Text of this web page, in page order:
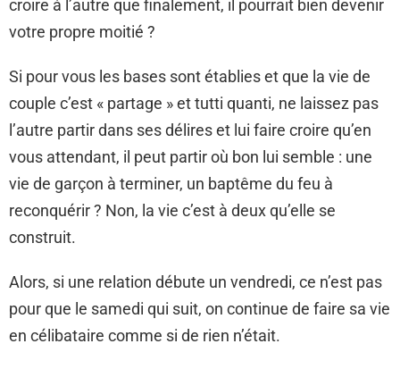
croire à l’autre que finalement, il pourrait bien devenir
votre propre moitié ?
Si pour vous les bases sont établies et que la vie de
couple c’est « partage » et tutti quanti, ne laissez pas
l’autre partir dans ses délires et lui faire croire qu’en
vous attendant, il peut partir où bon lui semble : une
vie de garçon à terminer, un baptême du feu à
reconquérir ? Non, la vie c’est à deux qu’elle se
construit.
Alors, si une relation débute un vendredi, ce n’est pas
pour que le samedi qui suit, on continue de faire sa vie
en célibataire comme si de rien n’était.